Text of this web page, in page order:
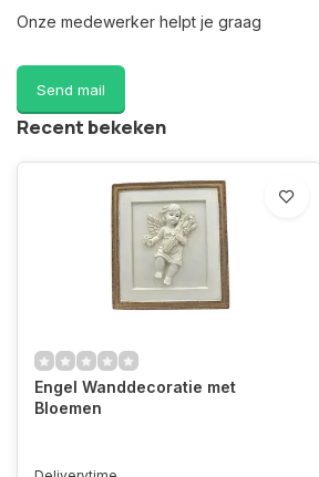
Onze medewerker helpt je graag
Send mail
Recent bekeken
Engel Wanddecoratie met
Bloemen